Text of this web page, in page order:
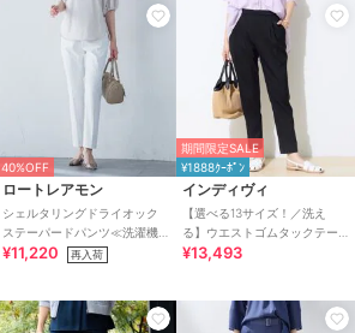
40%OFF
ロートレアモン
シェルタリングドライオック
ステーパードパンツ≪洗濯機
で洗える≫
¥11,220 再入荷
期間限定SALE
¥1888ｸｰﾎﾟﾝ
インディヴィ
【選べる13サイズ！／洗え
る】ウエストゴムタックテー
パード褒められパンツ
¥13,493